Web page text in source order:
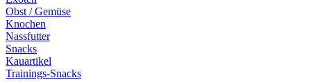
Obst / Gemüse
Knochen
Nassfutter
Snacks
Kauartikel
Trainings-Snacks